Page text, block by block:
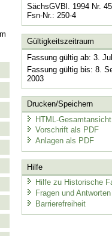
SächsGVBl. 1994 Nr.
Fsn-Nr.: 250-4
Gültigkeitszeitraum
Fassung gültig ab: 3.
Fassung gültig bis: 8.
2003
Drucken/Speichern
HTML-Gesamtansicht
Vorschrift als PDF
Anlagen als PDF
Hilfe
Hilfe zu Historische
Fragen und Antworten
Barrierefreiheit